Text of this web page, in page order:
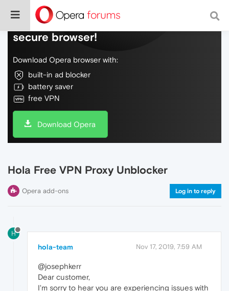
Do more on the web, with a fast and
secure browser!
Download Opera browser with:
built-in ad blocker
battery saver
free VPN
Download Opera
Hola Free VPN Proxy Unblocker
Opera add-ons Log in to reply
H
hola-team Nov 17, 2019, 7:59 AM
@josephkerr
Dear customer,
I'm sorry to hear you are experiencing issues with